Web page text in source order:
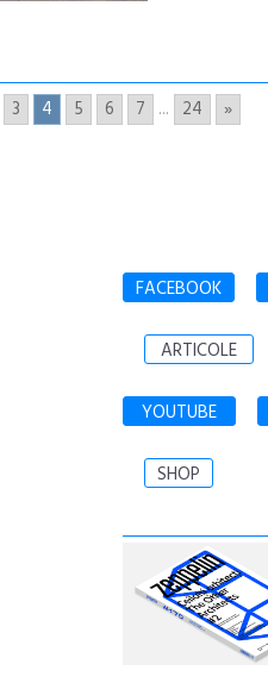
3 4 5 6 7 ... 24 »
FACEBOOK
ARTICOLE
YOUTUBE
SHOP